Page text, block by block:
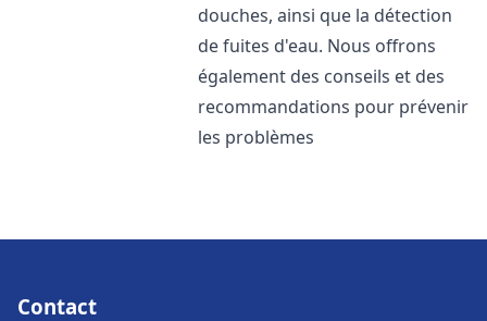
douches, ainsi que la détection
de fuites d'eau. Nous offrons
également des conseils et des
recommandations pour prévenir
les problèmes
Contact